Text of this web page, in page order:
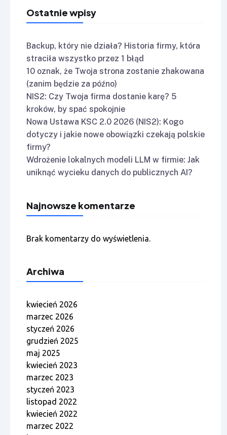
Ostatnie wpisy
Backup, który nie działa? Historia firmy, która
straciła wszystko przez 1 błąd
10 oznak, że Twoja strona zostanie zhakowana
(zanim będzie za późno)
NIS2: Czy Twoja firma dostanie karę? 5
kroków, by spać spokojnie
Nowa Ustawa KSC 2.0 2026 (NIS2): Kogo
dotyczy i jakie nowe obowiązki czekają polskie
firmy?
Wdrożenie lokalnych modeli LLM w firmie: Jak
uniknąć wycieku danych do publicznych AI?
Najnowsze komentarze
Brak komentarzy do wyświetlenia.
Archiwa
kwiecień 2026
marzec 2026
styczeń 2026
grudzień 2025
maj 2025
kwiecień 2023
marzec 2023
styczeń 2023
listopad 2022
kwiecień 2022
marzec 2022